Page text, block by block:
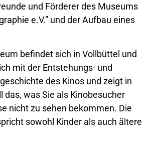
und Förderer des Museums
e.V.” und der Aufbau eines
befindet sich in Vollbüttel und
mit der Entstehungs- und
des Kinos und zeigt in
das, was Sie als Kinobesucher
nicht zu sehen bekommen. Die
sowohl Kinder als auch ältere